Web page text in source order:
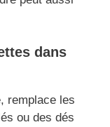
dans
remplace les
ou des dés